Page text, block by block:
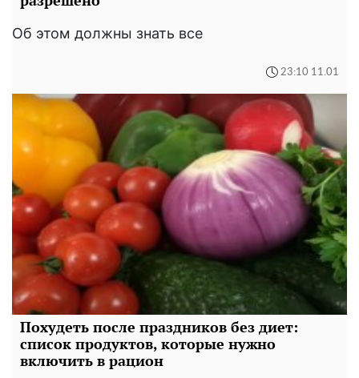
Об этом должны знать все
23:10 11.01
Похудеть после праздников без диет:
список продуктов, которые нужно
включить в рацион